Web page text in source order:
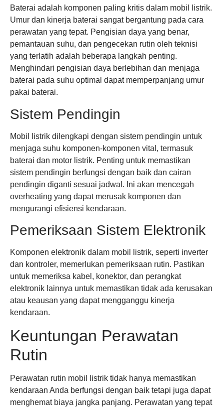
Baterai adalah komponen paling kritis dalam mobil listrik.
Umur dan kinerja baterai sangat bergantung pada cara
perawatan yang tepat. Pengisian daya yang benar,
pemantauan suhu, dan pengecekan rutin oleh teknisi
yang terlatih adalah beberapa langkah penting.
Menghindari pengisian daya berlebihan dan menjaga
baterai pada suhu optimal dapat memperpanjang umur
pakai baterai.
Sistem Pendingin
Mobil listrik dilengkapi dengan sistem pendingin untuk
menjaga suhu komponen-komponen vital, termasuk
baterai dan motor listrik. Penting untuk memastikan
sistem pendingin berfungsi dengan baik dan cairan
pendingin diganti sesuai jadwal. Ini akan mencegah
overheating yang dapat merusak komponen dan
mengurangi efisiensi kendaraan.
Pemeriksaan Sistem Elektronik
Komponen elektronik dalam mobil listrik, seperti inverter
dan kontroler, memerlukan pemeriksaan rutin. Pastikan
untuk memeriksa kabel, konektor, dan perangkat
elektronik lainnya untuk memastikan tidak ada kerusakan
atau keausan yang dapat mengganggu kinerja
kendaraan.
Keuntungan Perawatan
Rutin
Perawatan rutin mobil listrik tidak hanya memastikan
kendaraan Anda berfungsi dengan baik tetapi juga dapat
menghemat biaya jangka panjang. Perawatan yang tepat